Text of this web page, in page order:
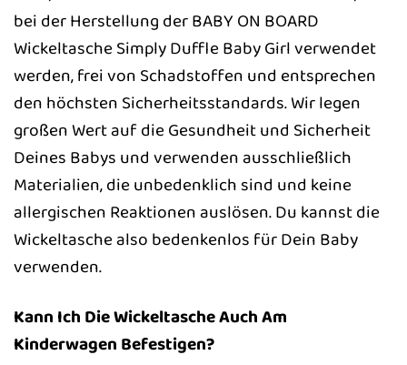
bei der Herstellung der BABY ON BOARD
Wickeltasche Simply Duffle Baby Girl verwendet
werden, frei von Schadstoffen und entsprechen
den höchsten Sicherheitsstandards. Wir legen
großen Wert auf die Gesundheit und Sicherheit
Deines Babys und verwenden ausschließlich
Materialien, die unbedenklich sind und keine
allergischen Reaktionen auslösen. Du kannst die
Wickeltasche also bedenkenlos für Dein Baby
verwenden.
Kann Ich Die Wickeltasche Auch Am
Kinderwagen Befestigen?